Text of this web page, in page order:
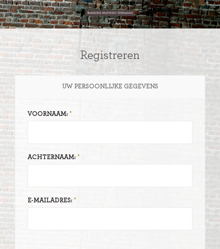
Registreren
UW PERSOONLIJKE GEGEVENS
VOORNAAM:
ACHTERNAAM:
E-MAILADRES: